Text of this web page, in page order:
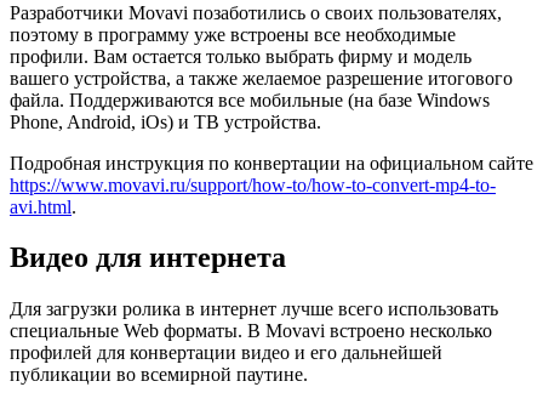
Разработчики Movavi позаботились о своих пользователях,
поэтому в программу уже встроены все необходимые
профили. Вам остается только выбрать фирму и модель
вашего устройства, а также желаемое разрешение итогового
файла. Поддерживаются все мобильные (на базе Windows
Phone, Android, iOs) и ТВ устройства.
Подробная инструкция по конвертации на официальном сайте
https://www.movavi.ru/support/how-to/how-to-convert-mp4-to-
avi.html.
Видео для интернета
Для загрузки ролика в интернет лучше всего использовать
специальные Web форматы. В Movavi встроено несколько
профилей для конвертации видео и его дальнейшей
публикации во всемирной паутине.